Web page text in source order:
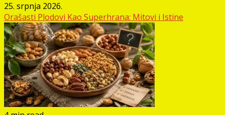
25. srpnja 2026.
Orašasti Plodovi Kao Superhrana: Mitovi i Istine